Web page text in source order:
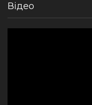
Відео